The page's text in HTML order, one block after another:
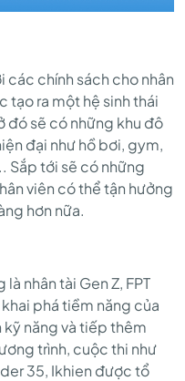
các chính sách cho nhân
tạo ra một hệ sinh thái
đó sẽ có những khu đô
đại như hồ bơi, gym,
Sắp tới sẽ có những
viên có thể tận hưởng
hơn nữa.
nhân tài Gen Z, FPT
phá tiềm năng của
năng và tiếp thêm
trình, cuộc thi như
35, Ikhien được tổ